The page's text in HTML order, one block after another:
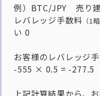
例）BTC/JPY 売り
レバレッジ手数料 （1
い 0
お客様のレバレッジ
-555 × 0.5 = -277.5